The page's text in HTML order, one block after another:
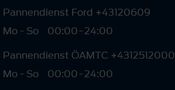
Pannendienst Ford +43120609
Mo - So
00:00-24:00
Pannendienst ÖAMTC +4312512000
Mo - So
00:00-24:00